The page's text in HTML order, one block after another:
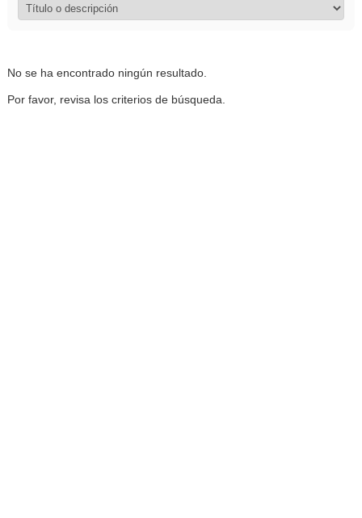
No se ha encontrado ningún resultado.
Por favor, revisa los criterios de búsqueda.